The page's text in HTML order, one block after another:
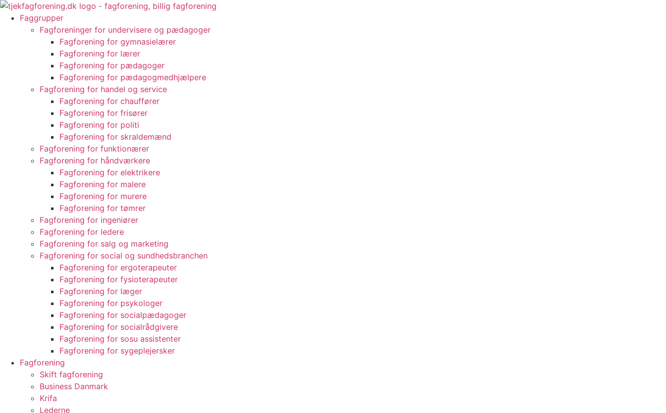
Videre
Faggrupper
Fagforeninger for undervisere og pædagoger
Fagforening for gymnasielærer
Fagforening for lærer
Fagforening for pædagoger
Fagforening for pædagogmedhjælpere
Fagforening for handel og service
Fagforening for chauffører
Fagforening for frisører
Fagforening for politi
Fagforening for skraldemænd
Fagforening for funktionærer
Fagforening for håndværkere
Fagforening for elektrikere
Fagforening for malere
Fagforening for murere
Fagforening for tømrer
Fagforening for ingeniører
Fagforening for ledere
Fagforening for salg og marketing
Fagforening for social og sundhedsbranchen
Fagforening for ergoterapeuter
Fagforening for fysioterapeuter
Fagforening for læger
Fagforening for psykologer
Fagforening for socialpædagoger
Fagforening for socialrådgivere
Fagforening for sosu assistenter
Fagforening for sygeplejersker
Fagforening
Skift fagforening
Business Danmark
Krifa
Lederne